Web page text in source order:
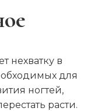
нехватку в
для
ногтей,
расти.